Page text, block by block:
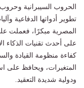
الحروب السيبرانية
تطوير أدواتها الدفاعية
المصرية مبكرًا، فعملت
على أحدث تقنيات الذكاء
كفاءة منظومة القيادة
المتغيرات، ويحافظ على
ودولية شديدة التعقيد.